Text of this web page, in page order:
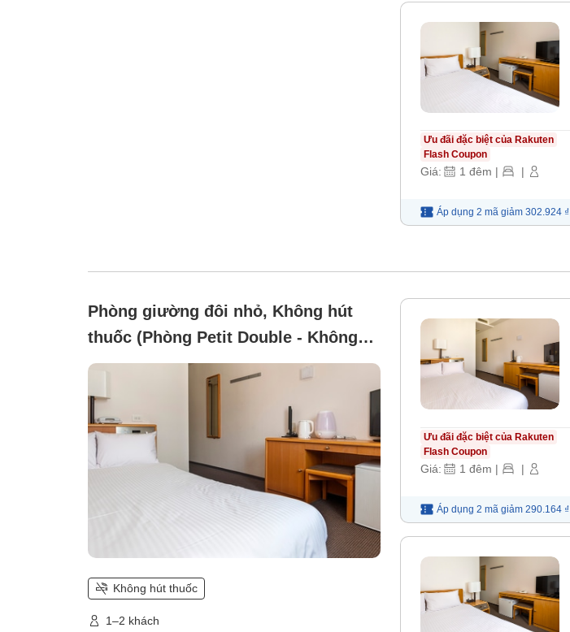
Ưu đãi đặc biệt của Rakuten
Flash Coupon
Giá: 1 đêm | |
Áp dụng 2 mã giảm 302.924 ₫
Phòng giường đôi nhỏ, Không hút
thuốc (Phòng Petit Double - Không
hút thuốc (Giường semi-double rộng
120cm, diện tích 12m²))
Không hút thuốc
1–2 khách
Ưu đãi đặc biệt của Rakuten
Flash Coupon
Giá: 1 đêm | |
Áp dụng 2 mã giảm 290.164 ₫